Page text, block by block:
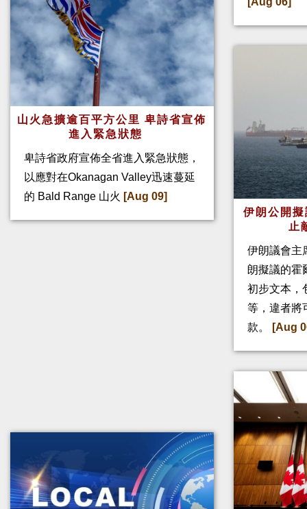
山火急擴逾百平方公里 卑詩省宣佈
進入緊急狀態
卑詩省政府宣佈全省進入緊急狀態，
以應對在Okanagan Valley迅速蔓延
的 Bald Range 山火 [Aug 09]
伊朗公開
止
伊朗議會主
朗擬議的霍
初步文本，
等，違者將
款。
[Aug